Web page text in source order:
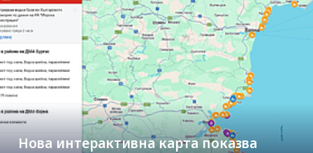
Нова интерактивна карта показва